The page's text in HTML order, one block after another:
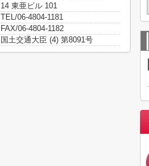
14 東亜ビル 101
TEL/06-4804-1181
FAX/06-4804-1182
国土交通大臣 (4) 第8091号